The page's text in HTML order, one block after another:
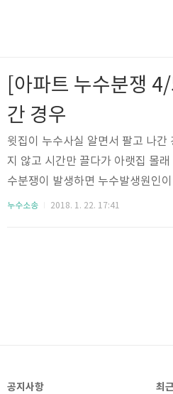
[아파트 누수분쟁
간 경우
윗집이 누수사실 알면서 팔고 나
지 않고 시간만 끌다가 아랫집 몰
수분쟁이 발생하면 누수발생원인
이 커짐에 따라 시달림을 당해서
할 수 있지만, 집을 팔고 빠져나간
누수소송 2018. 1. 22. 17:41
공지사항 최